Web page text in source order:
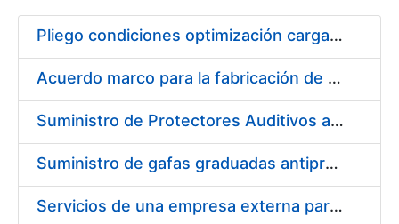
Pliego condiciones optimización cargas compras firmado
Acuerdo marco para la fabricación de piezas
Suministro de Protectores Auditivos a medida para las personas trabajadoras de los Centros de Trabajo de Madrid y Burgos
Suministro de gafas graduadas antiproyecciones para los trabajadores de la FNMT-RCM en los centros de trabajo de Madrid y Burgos
Servicios de una empresa externa para el asesoramiento y resolución de los recursos de alzada que se presentan relacionados con procesos de selección para la FNMT-RCM